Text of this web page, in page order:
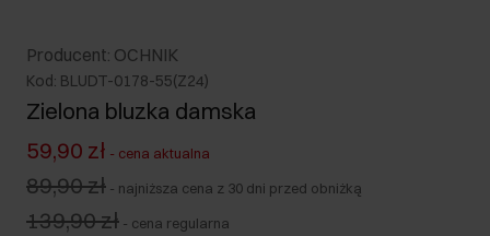
Producent: OCHNIK
Kod: BLUDT-0178-55(Z24)
Zielona bluzka damska
59,90 zł - cena aktualna
89,90 zł - najniższa cena z 30 dni przed obniżką
139,90 zł - cena regularna